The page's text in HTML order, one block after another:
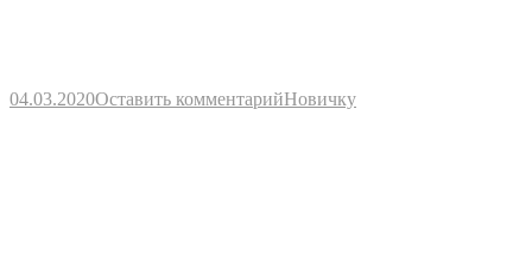
04.03.2020Оставить комментарийНовичку